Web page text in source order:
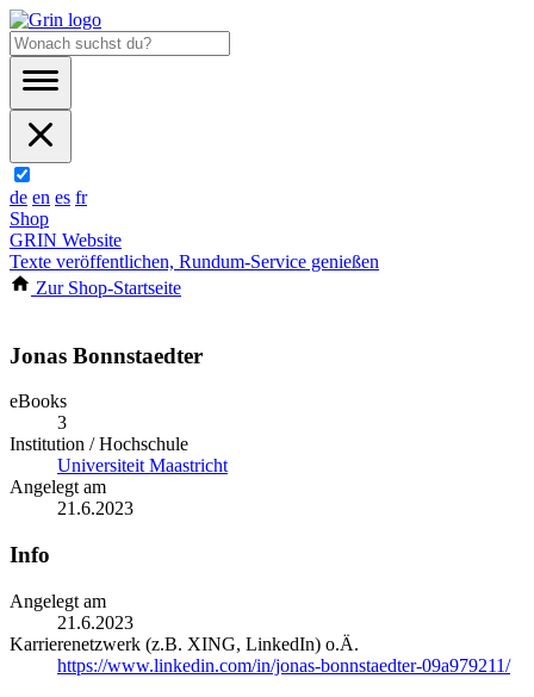
de en es fr
Shop
GRIN Website
Texte veröffentlichen, Rundum-Service genießen
Zur Shop-Startseite
Jonas Bonnstaedter
eBooks
3
Institution / Hochschule
Universiteit Maastricht
Angelegt am
21.6.2023
Info
Angelegt am
21.6.2023
Karrierenetzwerk (z.B. XING, LinkedIn) o.Ä.
https://www.linkedin.com/in/jonas-bonnstaedter-09a979211/